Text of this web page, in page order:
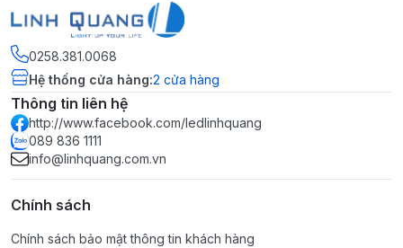
0258.381.0068
Hệ thống cửa hàng:2 cửa hàng
Thông tin liên hệ
http://www.facebook.com/ledlinhquang
089 836 1111
info@linhquang.com.vn
Chính sách
Chính sách bảo mật thông tin khách hàng